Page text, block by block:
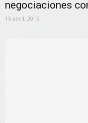
negociaciones
15 abril, 2015